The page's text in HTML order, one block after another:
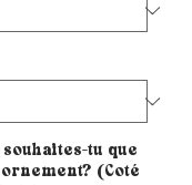
tu que
(Coté